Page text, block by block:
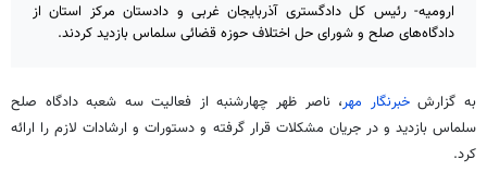
ارومیه- رئیس کل دادگستری آذربایجان غربی و دادستان مرکز استان از
دادگاه‌های صلح و شورای حل اختلاف حوزه قضائی سلماس بازدید کردند.
به گزارشخبرنگار مهر، ناصر ظهر چهارشنبه از فعالیت سه شعبه دادگاه صلح
سلماس بازدید و در جریان مشکلات قرار گرفته و دستورات و ارشادات لازم را ارائه
کرد.